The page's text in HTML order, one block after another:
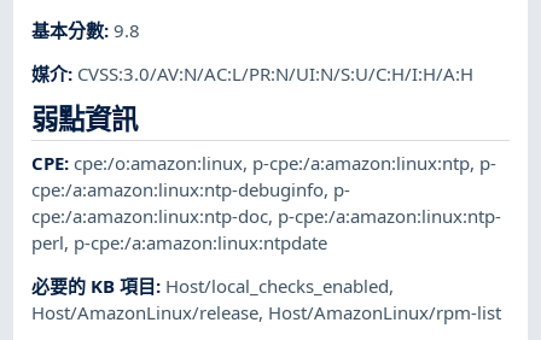
基本分數:9.8
媒介: CVSS:3.0/AV:N/AC:L/PR:N/UI:N/S:U/C:H/I:H/A:H
弱點資訊
CPE:cpe:/o:amazon:linux, p-cpe:/a:amazon:linux:ntp, p-
cpe:/a:amazon:linux:ntp-debuginfo, p-
cpe:/a:amazon:linux:ntp-doc, p-cpe:/a:amazon:linux:ntp-
perl, p-cpe:/a:amazon:linux:ntpdate
必要的 KB 項目: Host/local_checks_enabled,
Host/AmazonLinux/release, Host/AmazonLinux/rpm-list